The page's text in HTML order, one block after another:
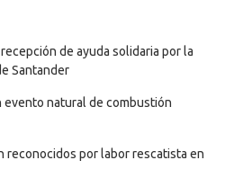
de ayuda solidaria por la
Santander
evento natural de combustión
reconocidos por labor rescatista en